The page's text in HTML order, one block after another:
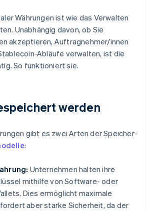
Währungen ist wie das Verwalten
Unabhängig davon, ob Sie
akzeptieren, Auftragnehmer/innen
Abläufe verwalten, ist die
So funktioniert sie.
werden
gibt es zwei Arten der Speicher-
:
Unternehmen halten ihre
mithilfe von Software- oder
Dies ermöglicht maximale
aber starke Sicherheit, da der